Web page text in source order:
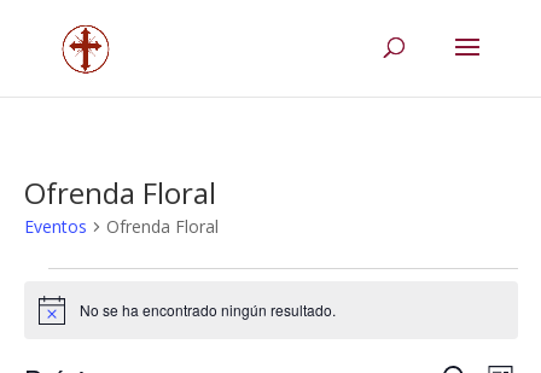
Ofrenda Floral
Eventos Ofrenda Floral
Eventos
Aviso No se ha encontrado ningún resultado.